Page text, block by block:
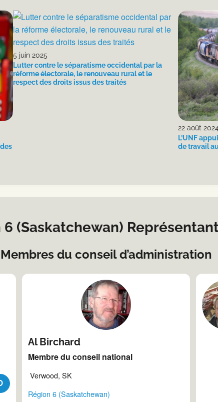
5 juin 2025
Lutter contre le séparatisme occidental par la
réforme électorale, le renouveau rural et le
respect des droits issus des traités
22 août
L’UNF
de travail
6 (Saskatchewan)
Membres du conseil d’administration
Al Birchard
Membre du conseil national
Verwood, SK
Région 6 (Saskatchewan)